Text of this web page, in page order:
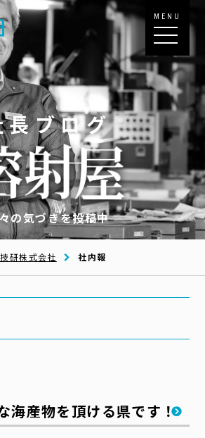
MENU
長ブログ
の気づきを投稿中
研株式会社 社内報
海産物を頂ける県です！